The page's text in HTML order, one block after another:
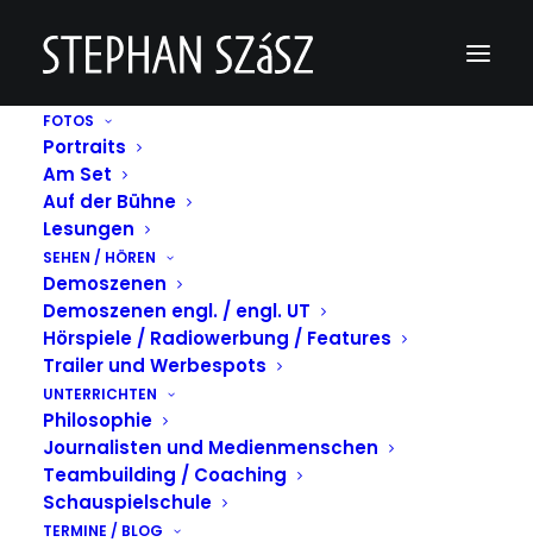
FOTOS
Portraits
Am Set
Auf der Bühne
Lesungen
SEHEN / HÖREN
Demoszenen
Demoszenen engl. / engl. UT
Hörspiele / Radiowerbung / Features
Trailer und Werbespots
UNTERRICHTEN
Philosophie
Journalisten und Medienmenschen
Teambuilding / Coaching
Schauspielschule
TERMINE / BLOG
Schauspieltraining DW Volos 2019
Home
Schauspieltraining DW Volos 2019